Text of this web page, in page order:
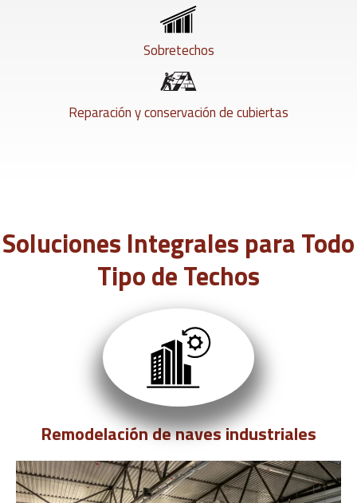
Sobretechos
Reparación y conservación de cubiertas
Soluciones Integrales para Todo
Tipo de Techos
Remodelación de naves industriales